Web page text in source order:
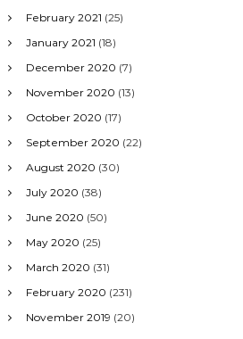
February 2021 (25)
January 2021 (18)
December 2020 (7)
November 2020 (13)
October 2020 (17)
September 2020 (22)
August 2020 (30)
July 2020 (38)
June 2020 (50)
May 2020 (25)
March 2020 (31)
February 2020 (231)
November 2019 (20)